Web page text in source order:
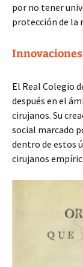
por no tener
protección de la
Innovaciones
El Real Colegio
después en el
cirujanos. Su
social marcado
dentro de estos
cirujanos